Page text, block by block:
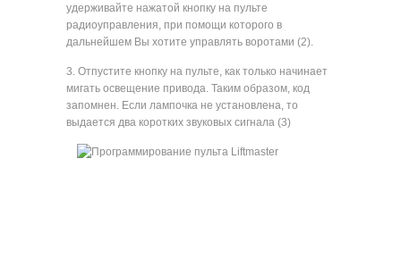
удерживайте нажатой кнопку на пульте
радиоуправления, при помощи которого в
дальнейшем Вы хотите управлять воротами (2).
3. Отпустите кнопку на пульте, как только начинает
мигать освещение привода. Таким образом, код
запомнен. Если лампочка не установлена, то
выдается два коротких звуковых сигнала (3)